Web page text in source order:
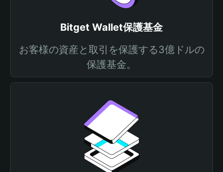
Bitget Wallet保護基金
お客様の資産と取引を保護する3億ドルの
保護基金。